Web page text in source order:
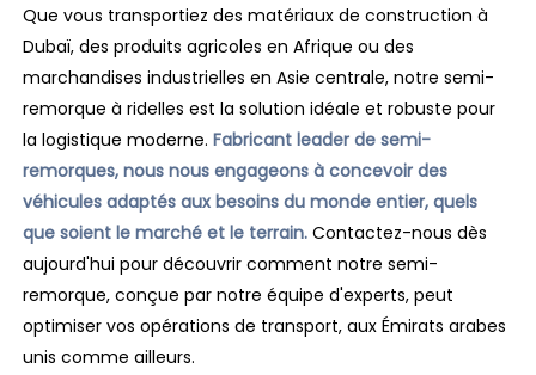
Que vous transportiez des matériaux de construction à
Dubaï, des produits agricoles en Afrique ou des
marchandises industrielles en Asie centrale, notre semi-
remorque à ridelles est la solution idéale et robuste pour
la logistique moderne.Fabricant leader de semi-
remorques, nous nous engageons à concevoir des
véhicules adaptés aux besoins du monde entier, quels
que soient le marché et le terrain. Contactez-nous dès
aujourd'hui pour découvrir comment notre semi-
remorque, conçue par notre équipe d'experts, peut
optimiser vos opérations de transport, aux Émirats arabes
unis comme ailleurs.